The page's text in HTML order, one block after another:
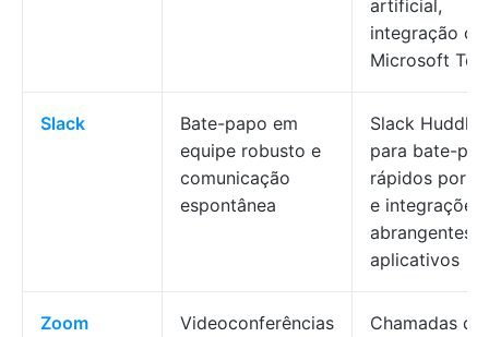
artificial,
integração
Microsoft
Slack
Bate-papo em
equipe robusto e
comunicação
espontânea
Slack Huddles
para bate-
rápidos por
e integrações
abrangentes
aplicativos
Zoom
Videoconferências
Chamadas de